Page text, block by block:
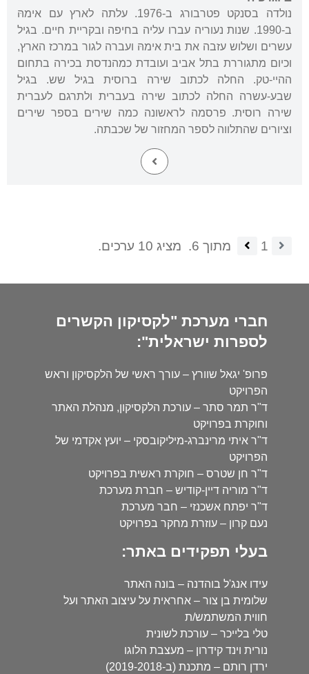
נולדה בסנקט פטרבורג ב-1976. עלתה לארץ עם אימהּ
ב-1990. שנות נעוריה עברו עליה בחיפה ובקריית חיים. בגיל
עשרים ושלוש עזבה את בית אימהּ ועברה לגור במרכז הארץ,
וכיום מתגוררת בתל אביב ועובדת כמהנדסת בכירה בתחום
ההיי-טק. החלה לכתוב שירה ברוסית בגיל שש. בגיל
שבע-עשרה החלה לכתוב שירה בעברית ולתרגם לעברית
שירה רוסית. פרסמה לראשונה כמה שירים בספר שירים
וציורים שהתלווה לספר המחזור של שכבתה.
1 מתוך 6. מציג 10 ערכים.
חברי מערכת "לקסיקון הקשרים
לספרות ישראלית":
פרופ' יגאל שוורץ – עורך ראשי של הלקסיקון וראש
הפרויקט
ד"ר תמר סתר – עורכת הלקסיקון, מנהלת האתר
וחוקרת בפרויקט
ד"ר איתי מרינברג-מיליקובסקי – יועץ אקדמי של
הפרויקט
ד"ר חן שטרס – חוקרת ראשית בפרויקט
ד"ר מוריה דיין-קודיש – חברת מערכת
ד"ר יפתח אשכנזי – חבר מערכת
נעם קרון – עוזרת מחקר בפרויקט
בעלי תפקידים באתר:
עידו אנג'ל בוהדנה – בונה האתר
שלומית בן צור – אחראית על עיצוב האתר ועל
חווית המשתמש/ת
טלי בלייכר – עורכת לשונית
נורית וינד קידרון – מעצבת הלוגו
ירדן רותם – מתכנת (ב-2019-2018)